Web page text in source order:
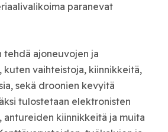
paranevat
tehdä ajoneuvojen ja
kuten vaihteistoja, kiinnikkeitä,
sekä droonien kevyitä
tulostetaan elektronisten
kiinnikkeitä ja muita